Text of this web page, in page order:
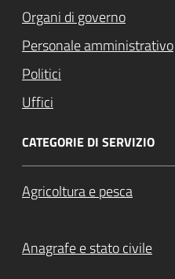
Organi di governo
Personale amministrativo
Politici
Uffici
CATEGORIE DI SERVIZIO
Agricoltura e pesca
Anagrafe e stato civile